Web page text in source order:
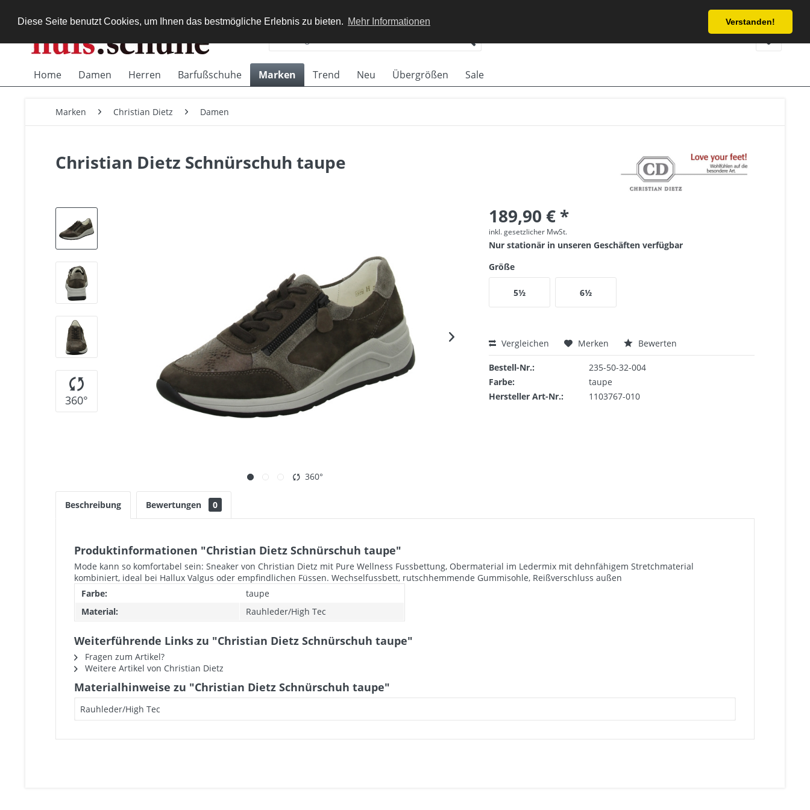
Diese Seite benutzt Cookies, um Ihnen das bestmögliche Erlebnis zu bieten. Mehr Informationen Verstanden!
Service/Hilfe
Home Damen Herren Barfußschuhe Marken Trend Neu Übergrößen Sale
Marken Christian Dietz Damen
Christian Dietz Schnürschuh taupe
360°
360°
189,90 € *
inkl. gesetzlicher MwSt.
Nur stationär in unseren Geschäften verfügbar
Größe
5½ 6½
Vergleichen Merken Bewerten
Bestell-Nr.:
235-50-32-004
Farbe:
taupe
Hersteller Art-Nr.:
1103767-010
Beschreibung Bewertungen 0
Produktinformationen "Christian Dietz Schnürschuh taupe"
Mode kann so komfortabel sein: Sneaker von Christian Dietz mit Pure Wellness Fussbettung, Obermaterial im Ledermix mit dehnfähigem Stretchmaterial
kombiniert, ideal bei Hallux Valgus oder empfindlichen Füssen. Wechselfussbett, rutschhemmende Gummisohle, Reißverschluss außen
Farbe:
taupe
Material:
Rauhleder/High Tec
Weiterführende Links zu "Christian Dietz Schnürschuh taupe"
Fragen zum Artikel?
Weitere Artikel von Christian Dietz
Materialhinweise zu "Christian Dietz Schnürschuh taupe"
Rauhleder/High Tec